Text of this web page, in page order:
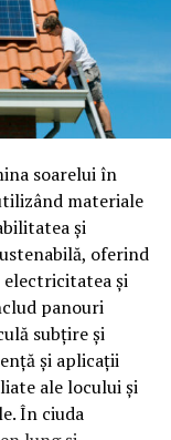
soarelui în
materiale
și
oferind
și
panouri
subțire și
și aplicații
ale locului și
În ciuda